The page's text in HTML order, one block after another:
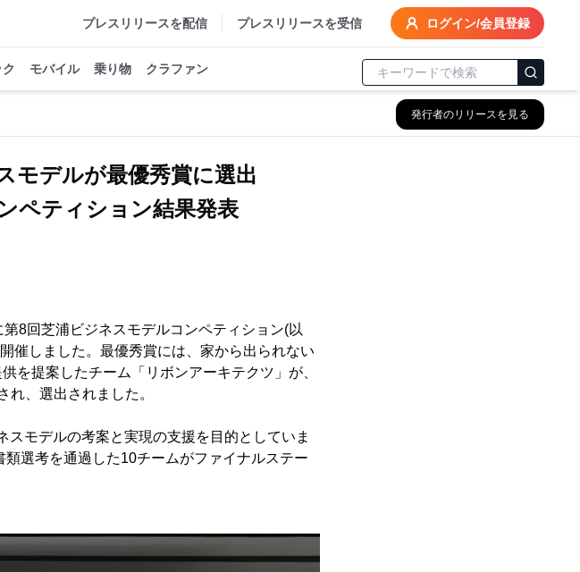
プレスリリースを配信 プレスリリースを受信 ログイン/会員登録
モバイル 乗り物 クラファン
発行者のリリースを見る
モデルが最優秀賞に選出
ペティション結果発表
8回芝浦ビジネスモデルコンペティション(以
催しました。最優秀賞には、家から出られない
を提案したチーム「リボンアーキテクツ」が、
、選出されました。
モデルの考案と実現の支援を目的としていま
選考を通過した10チームがファイナルステー